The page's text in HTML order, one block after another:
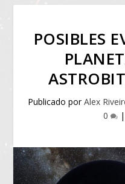
POSIBLES
Publicado porAlex
0
|